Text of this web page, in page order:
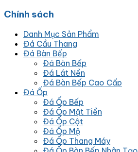
Chính sách
Danh Mục Sản Phẩm
Đá Cầu Thang
Đá Bàn Bếp
Đá Bàn Bếp
Đá Lát Nền
Đá Bàn Bếp Cao Cấp
Đá Ốp
Đá Ốp Bếp
Đá Ốp Mặt Tiền
Đá Ốp Cột
Đá Ốp Mộ
Đá Ốp Thang Máy